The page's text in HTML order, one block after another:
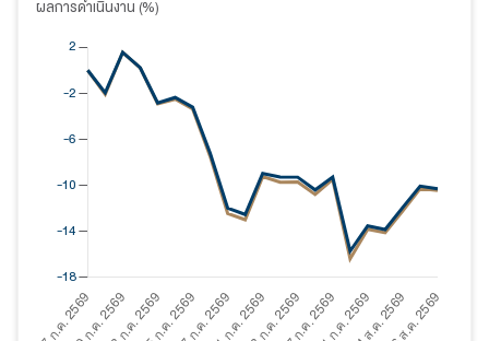
ผลการดำเนินงาน (%)